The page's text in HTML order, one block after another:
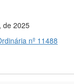
de 2025
nº 11488